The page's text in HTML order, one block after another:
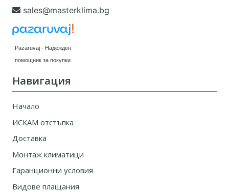
sales@masterklima.bg
Pazaruvaj - Надежден
помощник за покупки
Навигация
Начало
ИСКАМ отстъпка
Доставка
Монтаж климатици
Гаранционни условия
Видове плащания